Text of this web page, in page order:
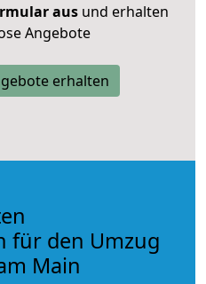
ausund erhalten
Angebote
erhalten
für den Umzug
Main